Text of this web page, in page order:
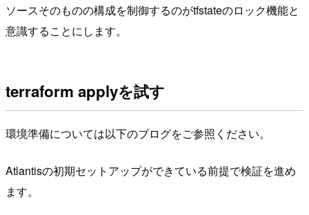
ソースそのものの構成を制御するのがtfstateのロック機能と
意識することにします。
terraform applyを試す
環境準備については以下のブログをご参照ください。
Atlantisの初期セットアップができている前提で検証を進め
ます。